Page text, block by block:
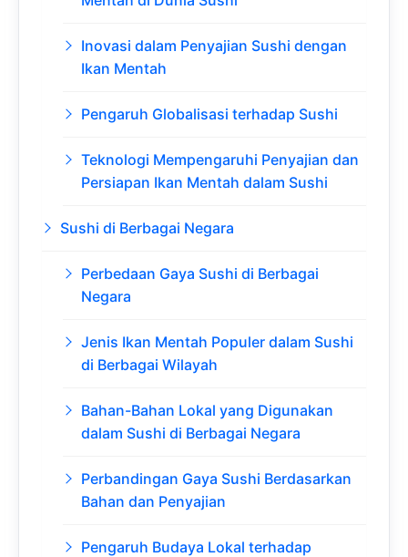
Inovasi dalam Penyajian Sushi dengan
Ikan Mentah
Pengaruh Globalisasi terhadap Sushi
Teknologi Mempengaruhi Penyajian dan
Persiapan Ikan Mentah dalam Sushi
Sushi di Berbagai Negara
Perbedaan Gaya Sushi di Berbagai
Negara
Jenis Ikan Mentah Populer dalam Sushi
di Berbagai Wilayah
Bahan-Bahan Lokal yang Digunakan
dalam Sushi di Berbagai Negara
Perbandingan Gaya Sushi Berdasarkan
Bahan dan Penyajian
Pengaruh Budaya Lokal terhadap